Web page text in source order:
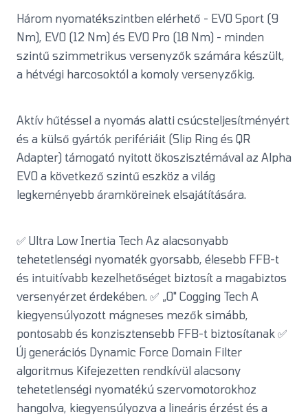
Három nyomatékszintben elérhető - EVO Sport (9
Nm), EVO (12 Nm) és EVO Pro (18 Nm) - minden
szintű szimmetrikus versenyzők számára készült,
a hétvégi harcosoktól a komoly versenyzőkig.
Aktív hűtéssel a nyomás alatti csúcsteljesítményért
és a külső gyártók perifériáit (Slip Ring és QR
Adapter) támogató nyitott ökoszisztémával az Alpha
EVO a következő szintű eszköz a világ
legkeményebb áramköreinek elsajátítására.
✅ Ultra Low Inertia Tech Az alacsonyabb
tehetetlenségi nyomaték gyorsabb, élesebb FFB-t
és intuitívabb kezelhetőséget biztosít a magabiztos
versenyérzet érdekében. ✅ „0" Cogging Tech A
kiegyensúlyozott mágneses mezők simább,
pontosabb és konzisztensebb FFB-t biztosítanak ✅
Új generációs Dynamic Force Domain Filter
algoritmus Kifejezetten rendkívül alacsony
tehetetlenségi nyomatékú szervomotorokhoz
hangolva, kiegyensúlyozva a lineáris érzést és a